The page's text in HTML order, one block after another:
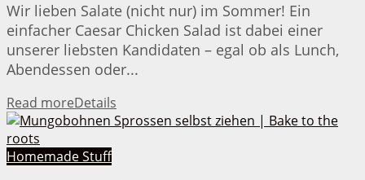
Wir lieben Salate (nicht nur) im Sommer! Ein
einfacher Caesar Chicken Salad ist dabei einer
unserer liebsten Kandidaten – egal ob als Lunch,
Abendessen oder...
Read moreDetails
Homemade Stuff